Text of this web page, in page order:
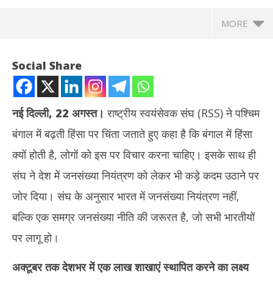
MORE
NOW VIEWING
आरएसएस ने पश्चिम बंगाल में बढ़ती हिंसा पर जताई चिंता, कहा – लोगों को इस पर
विचार करना चाहिए
August
22,
Social Share
नई दिल्ली, 22 अगस्त। राष्ट्रीय स्वयंसेवक संघ (RSS) ने पश्चिम
बंगाल में बढ़ती हिंसा पर चिंता जताते हुए कहा है कि बंगाल में हिंसा
क्यों होती है, लोगों को इस पर विचार करना चाहिए। इसके साथ ही
संघ ने देश में जनसंख्या नियंत्रण को लेकर भी कड़े कदम उठाने पर
जोर दिया। संघ के अनुसार भारत में जनसंख्या नियंत्रण नहीं,
बल्कि एक समग्र जनसंख्या नीति की जरूरत है, जो सभी भारतीयों
पर लागू हो।
अक्टूबर तक देशभर मेंएकलाख शाखाएं स्थापित करने का लक्ष्य